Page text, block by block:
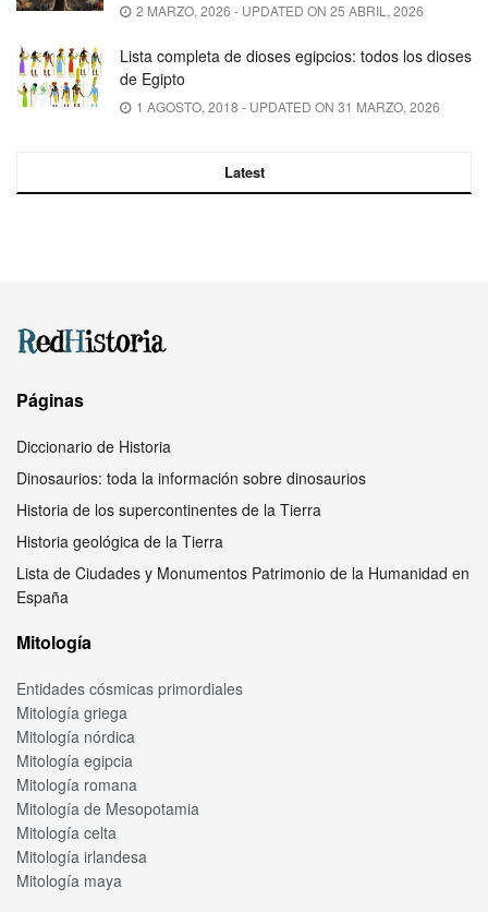
2 MARZO, 2026 - UPDATED ON 25 ABRIL, 2026
Lista completa de dioses egipcios: todos los dioses
de Egipto
1 AGOSTO, 2018 - UPDATED ON 31 MARZO, 2026
Latest
Páginas
Diccionario de Historia
Dinosaurios: toda la información sobre dinosaurios
Historia de los supercontinentes de la Tierra
Historia geológica de la Tierra
Lista de Ciudades y Monumentos Patrimonio de la Humanidad en
España
Mitología
Entidades cósmicas primordiales
Mitología griega
Mitología nórdica
Mitología egipcia
Mitología romana
Mitología de Mesopotamia
Mitología celta
Mitología irlandesa
Mitología maya